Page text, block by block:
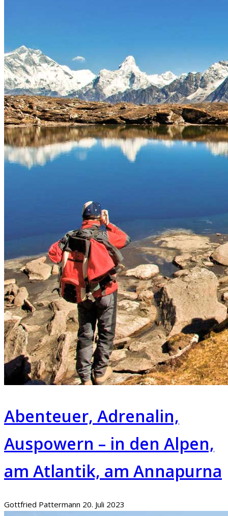
Abenteuer, Adrenalin,
Auspowern – in den Alpen,
am Atlantik, am Annapurna
Gottfried Pattermann 20. Juli 2023